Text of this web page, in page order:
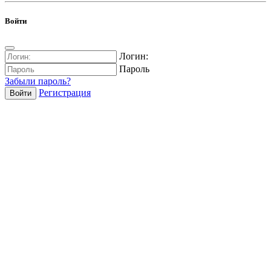
Войти
Логин:
Пароль
Забыли пароль?
Войти Регистрация